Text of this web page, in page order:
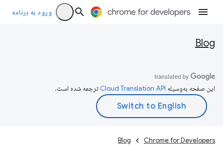
ورود به برنامه
Blog
این صفحه به‌وسیله ترجمه شده است.
Chrome for Developers
Blog